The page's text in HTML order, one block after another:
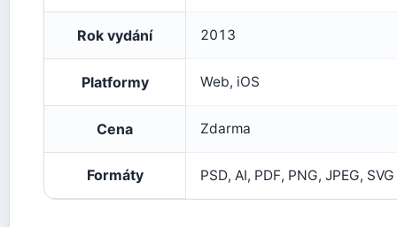
Rok vydání 2013
Platformy Web, iOS
Cena Zdarma
Formáty PSD, AI, PDF, PNG, JPEG,